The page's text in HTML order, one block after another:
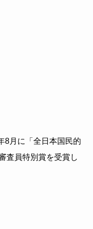
8月に「全日本国民的
査員特別賞を受賞し